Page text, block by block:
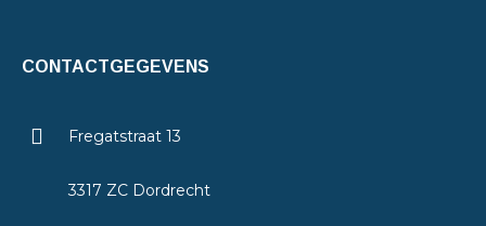
CONTACTGEGEVENS
Fregatstraat 13
3317 ZC Dordrecht